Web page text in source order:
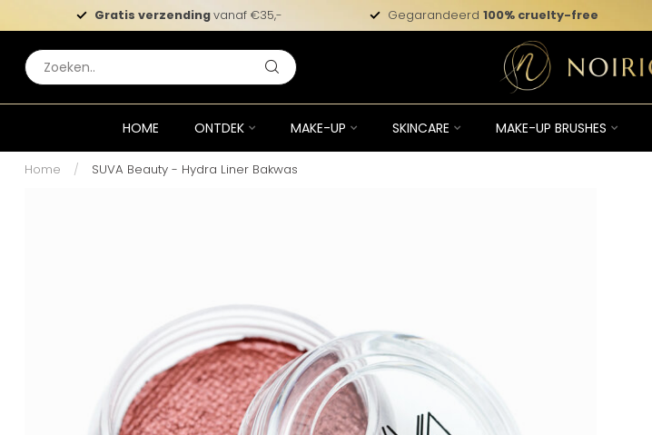
Gratis verzendingvanaf €35,- Gegarandeerd 100% cruelty-free
HOME ONTDEK MAKE-UP SKINCARE MAKE-UP BRUSHES
Home / SUVA Beauty - Hydra Liner Bakwas